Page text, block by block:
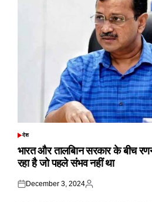
POSTED
देश
भारत और तालबिान सरकार के बीच
रहा है जो पहले संभव नहीं था
Posted
December 3, 2024
Posted